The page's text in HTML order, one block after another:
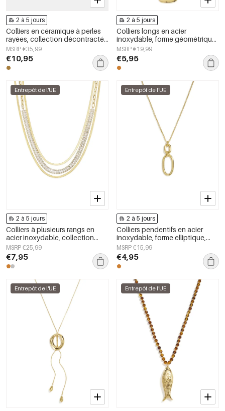
2 à 5 jours
Colliers en céramique à perles
rayées, collection décontractée
et simple pour femmes
MSRP €35,99
€10,95
2 à 5 jours
Colliers longs en acier
inoxydable, forme géométrique,
collection simple pour le
quotidien, bijoux pour femmes
MSRP €19,99
€5,95
Entrepôt de l'UE
2 à 5 jours
Colliers à plusieurs rangs en
acier inoxydable, collection
simple et décontractée pour
femmes
MSRP €25,99
€7,95
Entrepôt de l'UE
2 à 5 jours
Colliers pendentifs en acier
inoxydable, forme elliptique,
collection Simple Daily Simple,
bijoux pour femmes
MSRP €15,99
€4,95
Entrepôt de l'UE Entrepôt de l'UE